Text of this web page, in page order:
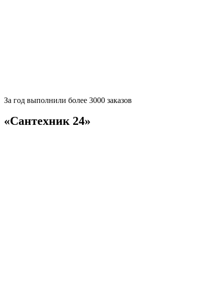
За год выполнили более 3000 заказов
«Сантехник 24»